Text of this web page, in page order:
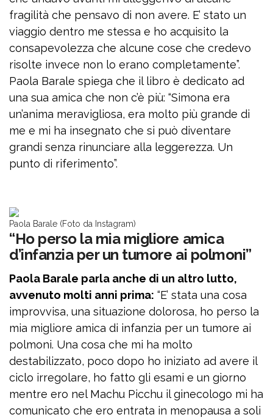
fragilità che pensavo di non avere. E’ stato un
viaggio dentro me stessa e ho acquisito la
consapevolezza che alcune cose che credevo
risolte invece non lo erano completamente”.
Paola Barale spiega che il libro è dedicato ad
una sua amica che non c’è più: “Simona era
un’anima meravigliosa, era molto più grande di
me e mi ha insegnato che si può diventare
grandi senza rinunciare alla leggerezza. Un
punto di riferimento”.
Paola Barale (Foto da Instagram)
“Ho perso la mia migliore amica
d’infanzia per un tumore ai polmoni”
Paola Barale parla anche di un altro lutto,
avvenuto molti anni prima: “E’ stata una cosa
improvvisa, una situazione dolorosa, ho perso la
mia migliore amica di infanzia per un tumore ai
polmoni. Una cosa che mi ha molto
destabilizzato, poco dopo ho iniziato ad avere il
ciclo irregolare, ho fatto gli esami e un giorno
mentre ero nel Machu Picchu il ginecologo mi ha
comunicato che ero entrata in menopausa a soli